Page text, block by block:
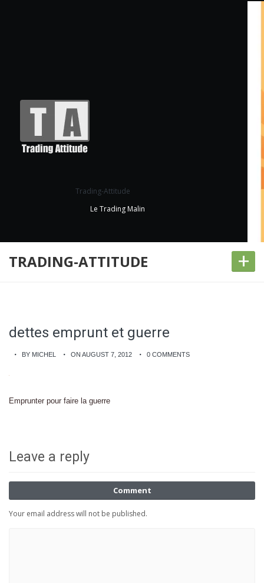
Trading-Attitude
Le Trading Malin
TRADING-ATTITUDE +
dettes emprunt et guerre
BY MICHEL ON AUGUST 7, 2012 0 COMMENTS
Emprunter pour faire la guerre
Leave a reply
Comment
Your email address will not be published.